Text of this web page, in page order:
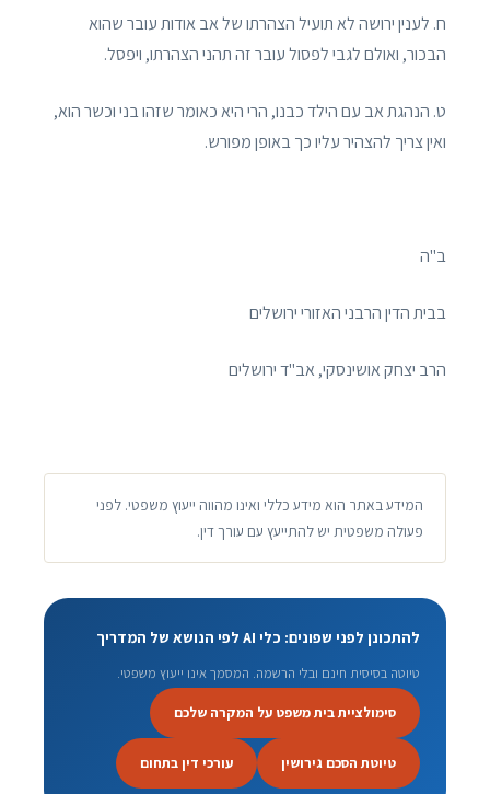
ח. לענין ירושה לא תועיל הצהרתו של אב אודות עובר שהוא
הבכור, ואולם לגבי לפסול עובר זה תהני הצהרתו, ויפסל.
ט. הנהגת אב עם הילד כבנו, הרי היא כאומר שזהו בני וכשר הוא,
ואין צריך להצהיר עליו כך באופן מפורש.
ב"ה
בבית הדין הרבני האזורי ירושלים
הרב יצחק אושינסקי, אב"ד ירושלים
המידע באתר הוא מידע כללי ואינו מהווה ייעוץ משפטי. לפני
פעולה משפטית יש להתייעץ עם עורך דין.
להתכונן לפני שפונים: כלי AI לפי הנושא של המדריך
טיוטה בסיסית חינם ובלי הרשמה. המסמך אינו ייעוץ משפטי.
סימולציית בית משפט על המקרה שלכם
טיוטת הסכם גירושין עורכי דין בתחום